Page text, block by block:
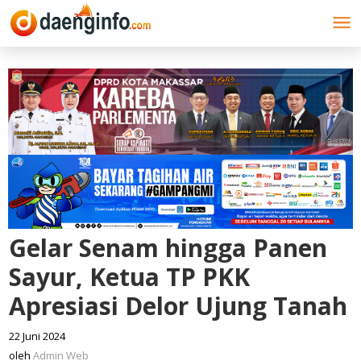
Lewati
ke
Gelar Senam hingga Panen
Sayur, Ketua TP PKK
Apresiasi Delor Ujung Tanah
22 Juni 2024
Admin
oleh Admin Web